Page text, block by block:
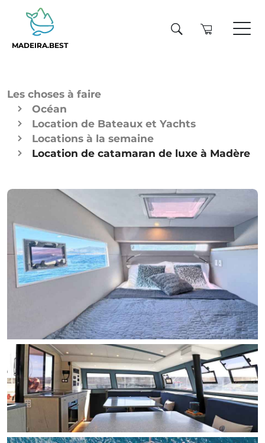
MADEIRA.BEST
Les choses à faire
Océan
Location de Bateaux et Yachts
Locations à la semaine
Location de catamaran de luxe à Madère